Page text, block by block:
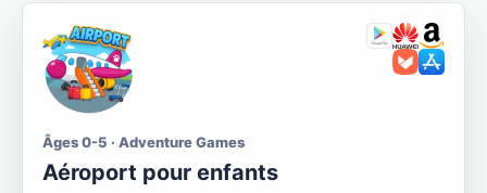
Âges 0-5 · Adventure Games
Aéroport pour enfants